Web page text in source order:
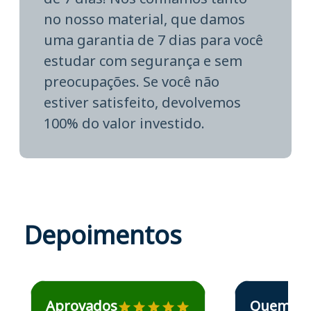
no nosso material, que damos
uma garantia de 7 dias para você
estudar com segurança e sem
preocupações. Se você não
estiver satisfeito, devolvemos
100% do valor investido.
Depoimentos
Estudante José recomenda o Aprova Concursos em
Aprovados
Estudante Elais
Quem